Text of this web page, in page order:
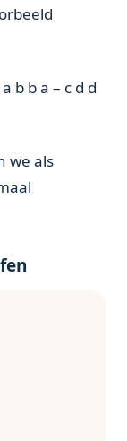
a b b a – c d d
we als